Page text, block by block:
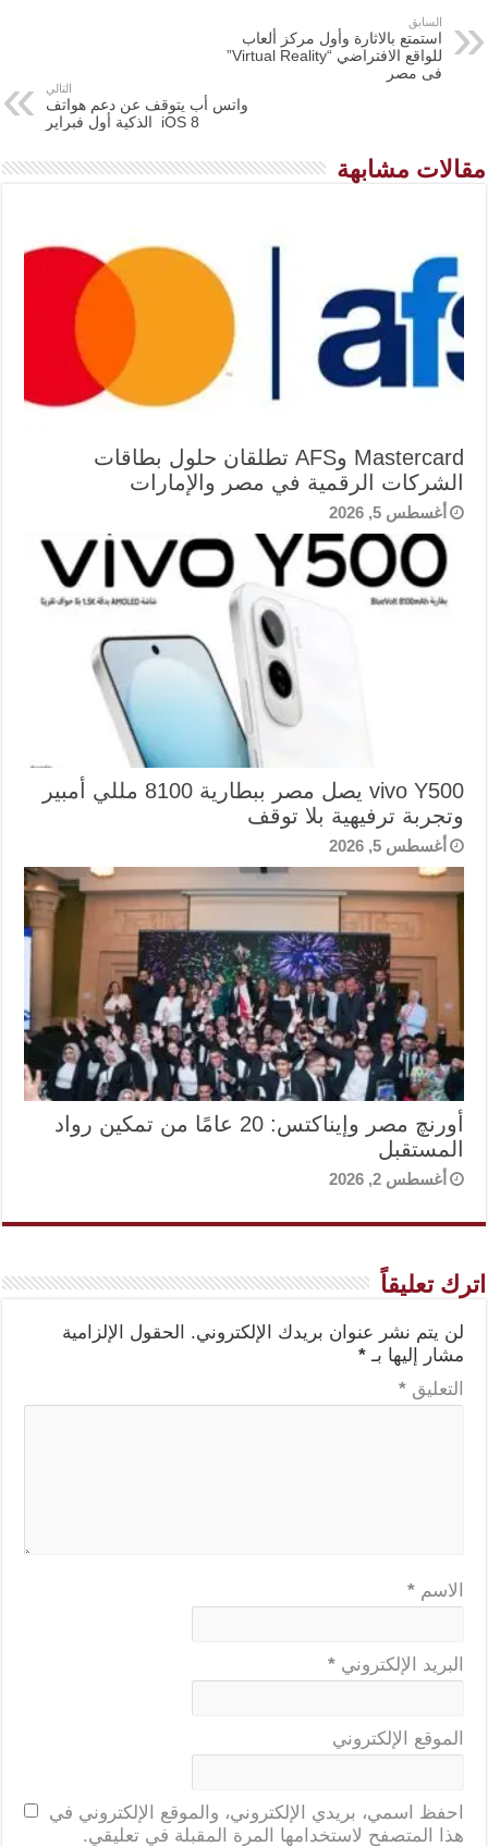
السابق
استمتع بالاثارة وأول مركز ألعاب
للواقع الافتراضي “Virtual Reality”
فى مصر
التالي
واتس أب يتوقف عن دعم هواتف
iOS 8 الذكية أول فبراير
مقالات مشابهة
Mastercard وAFS تطلقان حلول بطاقات
الشركات الرقمية في مصر والإمارات
أغسطس 5, 2026
vivo Y500 يصل مصر ببطارية 8100 مللي أمبير
وتجربة ترفيهية بلا توقف
أغسطس 5, 2026
أورنچ مصر وإيناكتس: 20 عامًا من تمكين رواد
المستقبل
أغسطس 2, 2026
اترك تعليقاً
لن يتم نشر عنوان بريدك الإلكتروني.
الحقول الإلزامية
مشار إليها بـ *
التعليق *
الاسم *
البريد الإلكتروني *
الموقع الإلكتروني
احفظ اسمي، بريدي الإلكتروني، والموقع الإلكتروني في
هذا المتصفح لاستخدامها المرة المقبلة في تعليقي.